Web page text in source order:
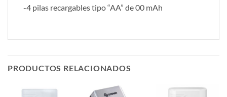
-4 pilas recargables tipo “AA” de 00 mAh
PRODUCTOS RELACIONADOS